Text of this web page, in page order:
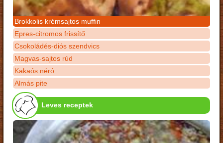
Brokkolis krémsajtos muffin
Epres-citromos frissítő
Csokoládés-diós szendvics
Magvas-sajtos rúd
Kakaós néró
Almás pite
Leves receptek